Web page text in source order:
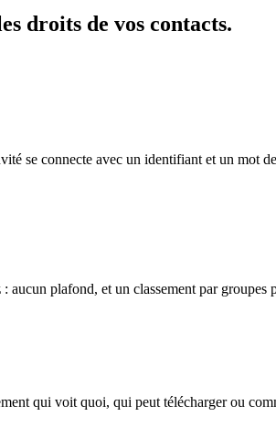
droits de vos contacts.
se connecte avec un identifiant et un mot
: aucun plafond, et un classement par
qui voit quoi, qui peut télécharger ou